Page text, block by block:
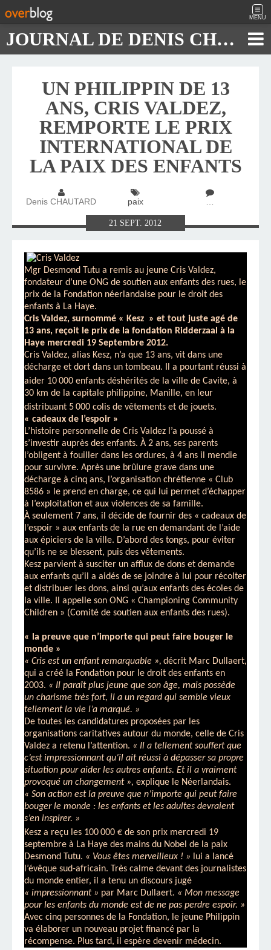
MENU
JOURNAL DE DENIS CHAUTARD
UN PHILIPPIN DE 13
ANS, CRIS VALDEZ,
REMPORTE LE PRIX
INTERNATIONAL DE
LA PAIX DES ENFANTS
Denis CHAUTARD paix …
21 SEPT.2012
Mgr Desmond Tutu a remis au jeune Cris Valdez,
fondateur d’une ONG de soutien aux enfants des rues, le
prix de la Fondation néerlandaise pour le droit des
enfants à La Haye.
Cris Valdez, surnommé « Kesz » et tout juste agé de
13 ans, reçoit le prix de la fondation Ridderzaal à la
Haye mercredi 19 Septembre 2012.
Cris Valdez, alias Kesz, n’a que 13 ans, vit dans une
décharge et dort dans un tombeau. Il a pourtant réussi à
aider 10000 enfants déshérités de la ville de Cavite, à
30 km de la capitale philippine, Manille, en leur
distribuant 5000 colis de vêtements et de jouets.
« cadeaux de l’espoir »
L’histoire personnelle de Cris Valdez l’a poussé à
s’investir auprès des enfants. À 2 ans, ses parents
l’obligent à fouiller dans les ordures, à 4 ans il mendie
pour survivre. Après une brûlure grave dans une
décharge à cinq ans, l’organisation chrétienne « Club
8586 » le prend en charge, ce qui lui permet d’échapper
à l’exploitation et aux violences de sa famille.
À seulement 7 ans, il décide de fournir des « cadeaux de
l’espoir » aux enfants de la rue en demandant de l’aide
aux épiciers de la ville. D’abord des tongs, pour éviter
qu’ils ne se blessent, puis des vêtements.
Kesz parvient à susciter un afflux de dons et demande
aux enfants qu’il a aidés de se joindre à lui pour récolter
et distribuer les dons, ainsi qu’aux enfants des écoles de
la ville. Il appelle son ONG « Championing Community
Children » (Comité de soutien aux enfants des rues).
« la preuve que n’importe qui peut faire bouger le
monde »
« Cris est un enfant remarquable », décrit Marc Dullaert,
qui a créé la Fondation pour le droit des enfants en
2003. « Il paraît plus jeune que son âge, mais possède
un charisme très fort, il a un regard qui semble vieux
tellement la vie l’a marqué. »
De toutes les candidatures proposées par les
organisations caritatives autour du monde, celle de Cris
Valdez a retenu l’attention. « Il a tellement souffert que
c’est impressionnant qu’il ait réussi à dépasser sa propre
situation pour aider les autres enfants. Et il a vraiment
provoqué un changement », explique le Néerlandais.
« Son action est la preuve que n’importe qui peut faire
bouger le monde : les enfants et les adultes devraient
s’en inspirer. »
Kesz a reçu les 100000 € de son prix mercredi 19
septembre à La Haye des mains du Nobel de la paix
Desmond Tutu. « Vous êtes merveilleux ! » lui a lancé
l’évêque sud-africain. Très calme devant des journalistes
du monde entier, il a tenu un discours jugé
« impressionnant » par Marc Dullaert. « Mon message
pour les enfants du monde est de ne pas perdre espoir. »
Avec cinq personnes de la Fondation, le jeune Philippin
va élaborer un nouveau projet financé par la
récompense. Plus tard, il espère devenir médecin.